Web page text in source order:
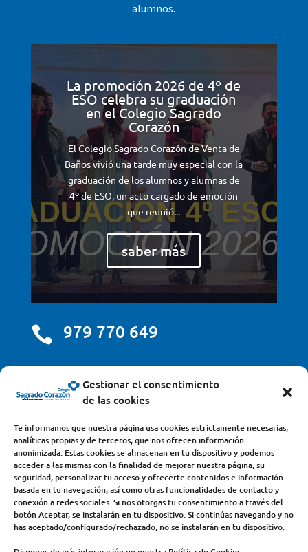
Gestionar el consentimiento
de las cookies
Te informamos que nuestra página usa cookies estrictamente necesarias,
analíticas propias y de terceros, que nos ofrecen información
anonimizada. Estas cookies se almacenan en tu dispositivo y podemos
acceder a las mismas con la finalidad de mejorar nuestra página, su
seguridad, personalizar tu acceso y ofrecerte contenidos e información
basada en tu navegación, así como otras funcionalidades de contacto y
conexión a redes sociales. Si nos otorgas tu consentimiento a través del
botón Aceptar, se instalarán en tu dispositivo. Si continúas navegando y no
has aceptado/configurado/rechazado, no se instalarán en tu dispositivo.
alumnos.
La promoción 2026 de 4º de
ESO celebra su graduación
en el Colegio Sagrado
Corazón
El Colegio Sagrado Corazón de Venta de
Baños vivió una tarde muy especial con la
graduación de los alumnos y alumnas de
4º de ESO, un acto cargado de emoción
que reunió...
saber más
 979 770 649
centro@scjdehon.com
Colegio y Seminario Sagrado Corazón
Avda. Castilla y León, s/n – 34200 – Venta de Baños
(Palencia) – Teléfono 979770649